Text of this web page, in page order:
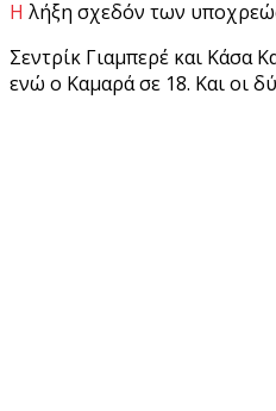
Η λήξη σχεδόν των
Σεντρίκ Γιαμπερέ και Κάσα
ενώ ο Καμαρά σε 18. Και οι